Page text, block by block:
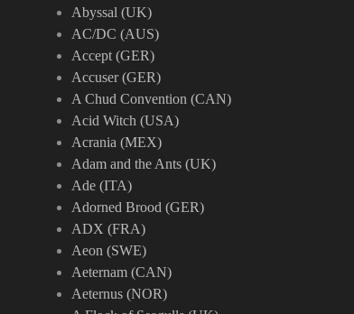
Abyssal (UK)
AC/DC (AUS)
Accept (GER)
Accuser (GER)
A Chud Convention (CAN)
Acid Witch (USA)
Acrania (MEX)
Adam and the Ants (UK)
Ade (ITA)
Adorned Brood (GER)
ADX (FRA)
Aeon (SWE)
Aeternam (CAN)
Aeternus (NOR)